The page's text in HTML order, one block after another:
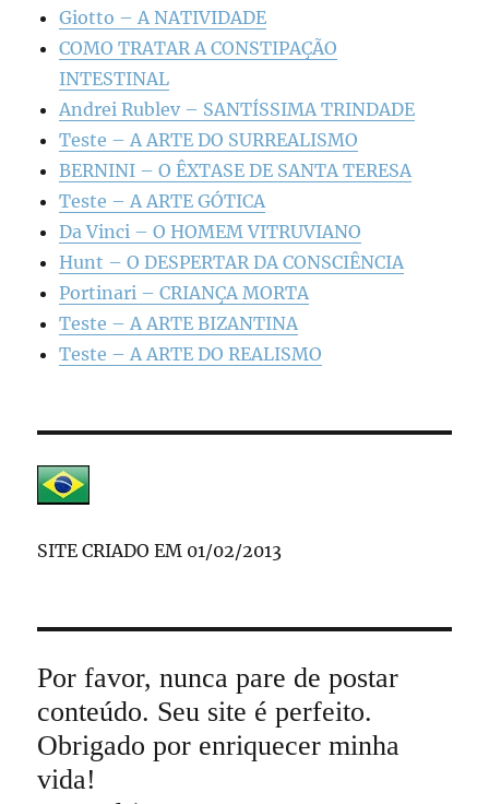
Giotto – A NATIVIDADE
COMO TRATAR A CONSTIPAÇÃO
INTESTINAL
Andrei Rublev – SANTÍSSIMA TRINDADE
Teste – A ARTE DO SURREALISMO
BERNINI – O ÊXTASE DE SANTA TERESA
Teste – A ARTE GÓTICA
Da Vinci – O HOMEM VITRUVIANO
Hunt – O DESPERTAR DA CONSCIÊNCIA
Portinari – CRIANÇA MORTA
Teste – A ARTE BIZANTINA
Teste – A ARTE DO REALISMO
SITE CRIADO EM 01/02/2013
Por favor, nunca pare de postar
conteúdo. Seu site é perfeito.
Obrigado por enriquecer minha
vida!